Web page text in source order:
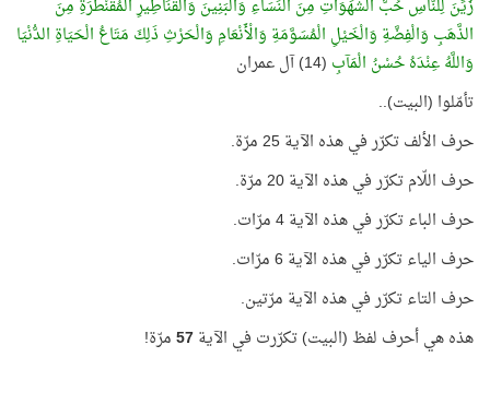
زُيِّنَ لِلنَّاسِ حُبُّ الشَّهَوَاتِ مِنَ النِّسَاءِ وَالْبَنِينَ وَالْقَنَاطِيرِ الْمُقَنْطَرَةِ مِنَ
الذَّهَبِ وَالْفِضَّةِ وَالْخَيْلِ الْمُسَوَّمَةِ وَالْأَنْعَامِ وَالْحَرْثِ ذَلِكَ مَتَاعُ الْحَيَاةِ الدُّنْيَا
وَاللَّهُ عِنْدَهُ حُسْنُ الْمَآبِ (14) آل عمران
تأمّلوا (البيت)..
حرف الألف تكرّر في هذه الآية 25 مرّة.
حرف اللّام تكرّر في هذه الآية 20 مرّة.
حرف الباء تكرّر في هذه الآية 4 مرّات.
حرف الياء تكرّر في هذه الآية 6 مرّات.
حرف التاء تكرّر في هذه الآية مرّتين.
هذه هي أحرف لفظ (البيت) تكرّرت في الآية57مرّة!